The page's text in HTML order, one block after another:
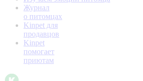
Журнал
о питомцах
Kinpet для
продавцов
Kinpet
помогает
приютам